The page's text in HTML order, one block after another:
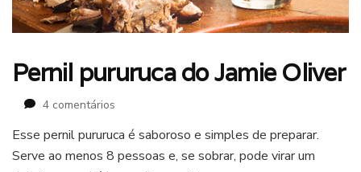
Pernil pururuca do Jamie Oliver
4 comentários
pururuca
do
Esse pernil pururuca é saboroso e simples de preparar.
Serve ao menos 8 pessoas e, se sobrar, pode virar um